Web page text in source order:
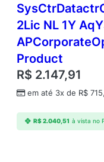
2Lic NL 1Y
Product
R$ 2.147,91
em até 3x de R$
R$2.040,51 à vista no